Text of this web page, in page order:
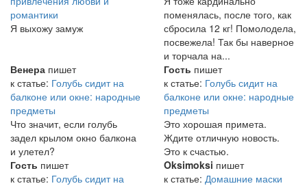
романтики
Я выхожу замуж
поменялась, после того, как
сбросила 12 кг! Помолодела,
посвежела! Так бы наверное
и торчала на...
Венера пишет
к статье: Голубь сидит на
балконе или окне: народные
предметы
Что значит, если голубь
задел крылом окно балкона
и улетел?
Гость пишет
к статье: Голубь сидит на
балконе или окне: народные
предметы
Это хорошая примета.
Ждите отличную новость.
Это к счастью.
Гость пишет
к статье: Голубь сидит на
Oksimoksi пишет
к статье: Домашние маски